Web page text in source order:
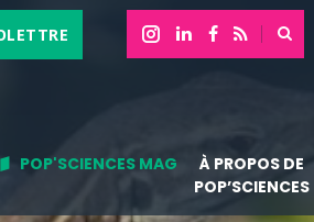
POP'SCIENCES MAG
À PROPOS DE
POP’SCIENCES